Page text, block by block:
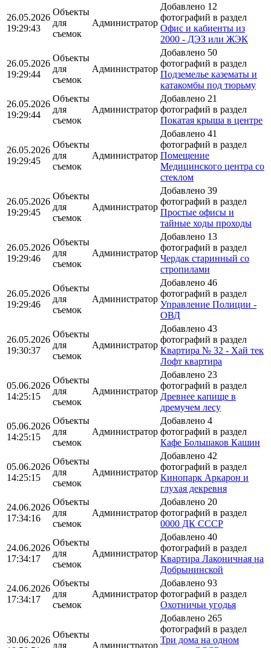
26.05.2026
19:29:43
Объекты
для
съемок
Администратор
Добавлено 12
фотографий в раздел
Офис и кабиенты из
2000 - ДЭЗ или ЖЭК
26.05.2026
19:29:44
Объекты
для
съемок
Администратор
Добавлено 50
фотографий в раздел
Подземелье казематы и
катакомбы под тюрьму
26.05.2026
19:29:44
Объекты
для
съемок
Администратор
Добавлено 21
фотографий в раздел
Покатая крыша в центре
26.05.2026
19:29:45
Объекты
для
съемок
Администратор
Добавлено 41
фотографий в раздел
Помещение
Медицинского центра со
стеклом
26.05.2026
19:29:45
Объекты
для
съемок
Администратор
Добавлено 39
фотографий в раздел
Простые офисы и
тайные ходы проходы
26.05.2026
19:29:46
Объекты
для
съемок
Администратор
Добавлено 13
фотографий в раздел
Чердак старинный со
стропилами
26.05.2026
19:29:46
Объекты
для
съемок
Администратор
Добавлено 46
фотографий в раздел
Управление Полиции -
ОВД
26.05.2026
19:30:37
Объекты
для
съемок
Администратор
Добавлено 43
фотографий в раздел
Квартира № 32 - Хай тек
Лофт квартира
05.06.2026
14:25:15
Объекты
для
съемок
Администратор
Добавлено 23
фотографий в раздел
Древнее капище в
дремучем лесу
05.06.2026
14:25:15
Объекты
для
съемок
Администратор
Добавлено 4
фотографий в раздел
Кафе Большаков Кашин
05.06.2026
14:25:15
Объекты
для
съемок
Администратор
Добавлено 42
фотографий в раздел
Кинопарк Аркарон и
глухая декревня
24.06.2026
17:34:16
Объекты
для
съемок
Администратор
Добавлено 20
фотографий в раздел
0000 ДК СССР
24.06.2026
17:34:17
Объекты
для
съемок
Администратор
Добавлено 40
фотографий в раздел
Квартира Лаконичная на
Добрынинской
24.06.2026
17:34:17
Объекты
для
съемок
Администратор
Добавлено 93
фотографий в раздел
Охотничьи угодья
30.06.2026
Объекты
для
Администратор
Добавлено 265
фотографий в раздел
Три дома на одном